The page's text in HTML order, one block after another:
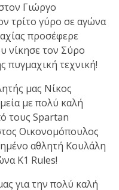
Γιώργο
τρίτο γύρο σε αγώνα
προσέφερε
νίκησε τον Σύρο
πυγμαχική τεχνική!
μας Νίκος
με πολύ καλή
τους Spartan
Οικονομόπουλος
αθλητή Κουλάλη
K1 Rules!
για την πολύ καλή